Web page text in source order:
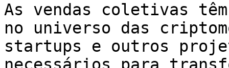
As vendas coletivas
no universo das
startups e outros